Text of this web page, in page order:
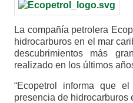
La compañía petrolera
hidrocarburos en el mar
descubrimientos más
realizado en los últimos
“Ecopetrol informa que
presencia de hidrocarburos